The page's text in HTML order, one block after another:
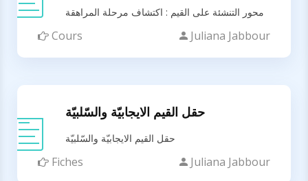
محور التنشئة على القيم : اكتشاف مرحلة المراهقة
Cours Juliana Jabbour
حقل القيم الايجابيّة والسّلبيّة
حقل القيم الايجابيّة والسّلبيّة
Fiches Juliana Jabbour